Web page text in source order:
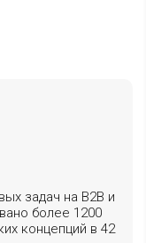
задач на B2B и
более 1200
концепций в 42